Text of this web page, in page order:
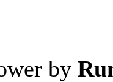
by